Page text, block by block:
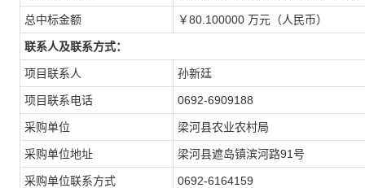
总中标金额 ￥80.100000 万元（人民币）
联系人及联系方式：
项目联系人 孙新廷
项目联系电话 0692-6909188
采购单位 梁河县农业农村局
采购单位地址 梁河县遮岛镇滨河路91号
采购单位联系方式 0692-6164159